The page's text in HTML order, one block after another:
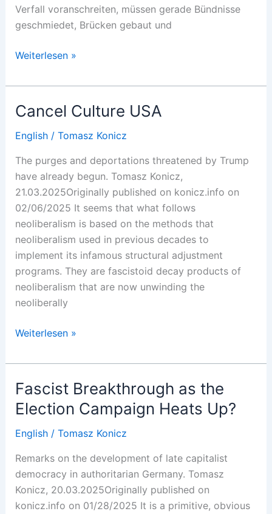
Verfall voranschreiten, müssen gerade Bündnisse
geschmiedet, Brücken gebaut und
Alle
Wagenknecht
Weiterlesen »
Cancel Culture USA
English/ Tomasz Konicz
The purges and deportations threatened by Trump
have already begun. Tomasz Konicz,
21.03.2025Originally published on konicz.info on
02/06/2025 It seems that what follows
neoliberalism is based on the methods that
neoliberalism used in previous decades to
implement its infamous structural adjustment
programs. They are fascistoid decay products of
neoliberalism that are now unwinding the
neoliberally
Cancel
USA
Weiterlesen »
Fascist Breakthrough as the
Election Campaign Heats Up?
English/ Tomasz Konicz
Remarks on the development of late capitalist
democracy in authoritarian Germany. Tomasz
Konicz, 20.03.2025Originally published on
konicz.info on 01/28/2025 It is a primitive, obvious